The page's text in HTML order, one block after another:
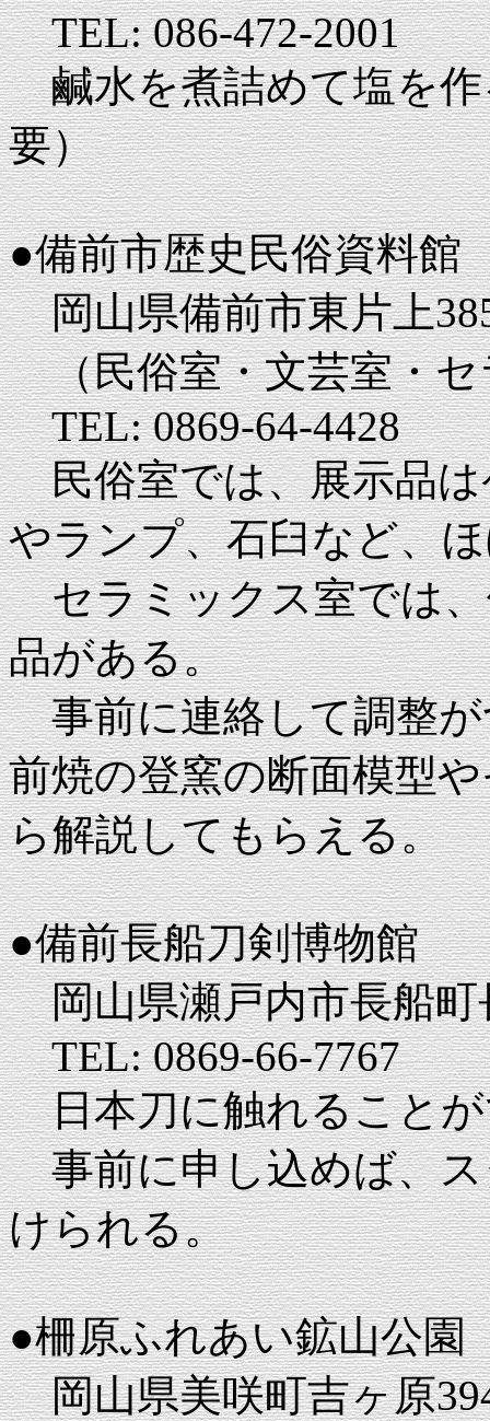
TEL: 086-472-2001
鹹水を煮詰めて塩を作
要）
●備前市歴史民俗資料館
岡山県備前市東片上
（民俗室・文芸室・セ
TEL: 0869-64-4428
民俗室では、展示品は
やランプ、石臼など、
セラミックス室では、
品がある。
事前に連絡して調整が
前焼の登窯の断面模型
ら解説してもらえる。
●備前長船刀剣博物館
岡山県瀬戸内市長船町
TEL: 0869-66-7767
日本刀に触れることが
事前に申し込めば、ス
けられる。
●柵原ふれあい鉱山公
岡山県美咲町吉ヶ原